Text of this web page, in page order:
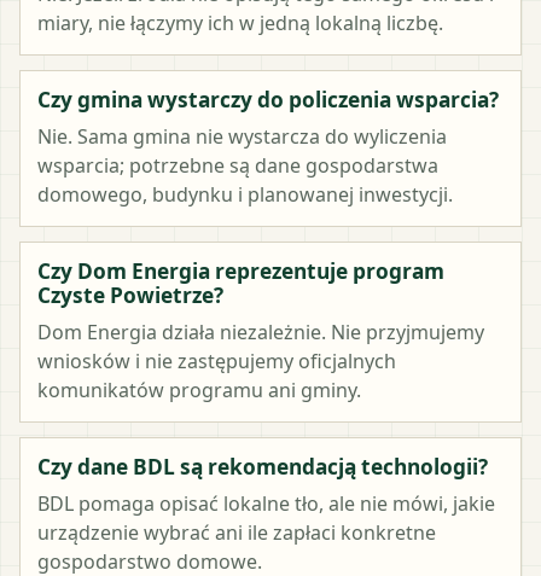
miary, nie łączymy ich w jedną lokalną liczbę.
Czy gmina wystarczy do policzenia wsparcia?
Nie. Sama gmina nie wystarcza do wyliczenia
wsparcia; potrzebne są dane gospodarstwa
domowego, budynku i planowanej inwestycji.
Czy Dom Energia reprezentuje program
Czyste Powietrze?
Dom Energia działa niezależnie. Nie przyjmujemy
wniosków i nie zastępujemy oficjalnych
komunikatów programu ani gminy.
Czy dane BDL są rekomendacją technologii?
BDL pomaga opisać lokalne tło, ale nie mówi, jakie
urządzenie wybrać ani ile zapłaci konkretne
gospodarstwo domowe.